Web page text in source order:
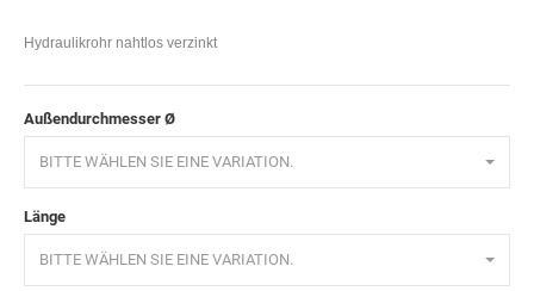
Hydraulikrohr nahtlos verzinkt
Außendurchmesser Ø
BITTE WÄHLEN SIE EINE VARIATION.
Länge
BITTE WÄHLEN SIE EINE VARIATION.